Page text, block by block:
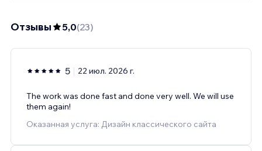
Отзывы 5,0(23)
5 22 июл. 2026 г.
The work was done fast and done very well. We will use
them again!
Оказанная услуга: Дизайн классического сайта